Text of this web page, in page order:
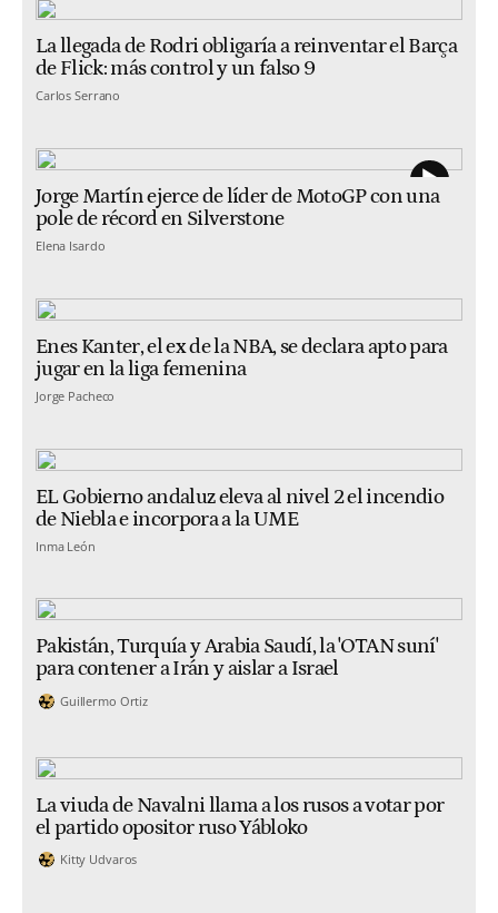
La llegada de Rodri obligaría a reinventar el Barça
de Flick: más control y un falso 9
Carlos Serrano
Jorge Martín ejerce de líder de MotoGP con una
pole de récord en Silverstone
Elena Isardo
Enes Kanter, el ex de la NBA, se declara apto para
jugar en la liga femenina
Jorge Pacheco
EL Gobierno andaluz eleva al nivel 2 el incendio
de Niebla e incorpora a la UME
Inma León
Pakistán, Turquía y Arabia Saudí, la 'OTAN suní'
para contener a Irán y aislar a Israel
Guillermo Ortiz
La viuda de Navalni llama a los rusos a votar por
el partido opositor ruso Yábloko
Kitty Udvaros